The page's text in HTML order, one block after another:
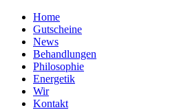
Home
Gutscheine
News
Behandlungen
Philosophie
Energetik
Wir
Kontakt